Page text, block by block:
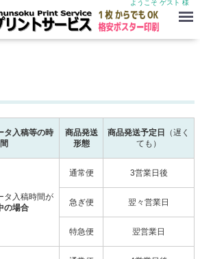
ようこそ ゲスト 様
Menu
タ入稿等の時
間
商品発送
形態
商品発送予定日
（遅く
ても）
タ入稿時間が
の場合
通常便 3営業日後
急ぎ便 翌々営業日
特急便 翌営業日